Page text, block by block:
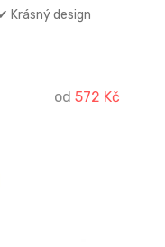
Krásný design
od 572 Kč